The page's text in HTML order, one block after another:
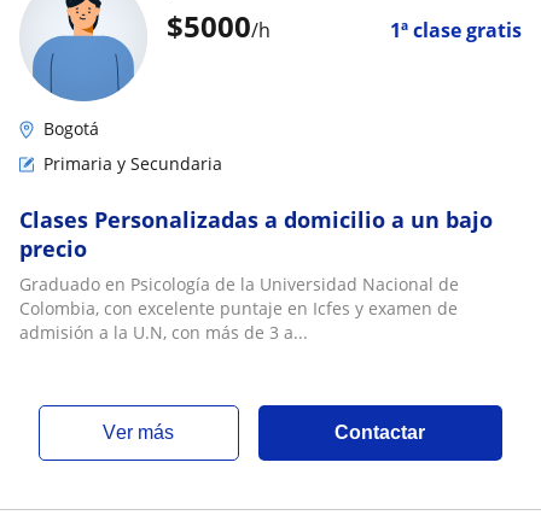
$5000/h 1ª clase gratis
Bogotá
Primaria y Secundaria
Clases Personalizadas a domicilio a un bajo
precio
Graduado en Psicología de la Universidad Nacional de
Colombia, con excelente puntaje en Icfes y examen de
admisión a la U.N, con más de 3 a...
ver más Contactar